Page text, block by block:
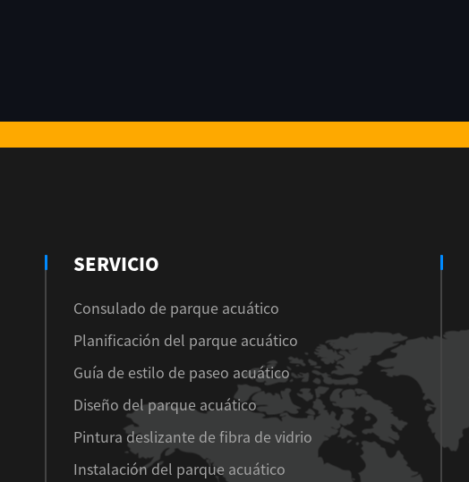
SERVICIO
Consulado de parque acuático
Planificación del parque acuático
Guía de estilo de paseo acuático
Diseño del parque acuático
Pintura deslizante de fibra de vidrio
Instalación del parque acuático